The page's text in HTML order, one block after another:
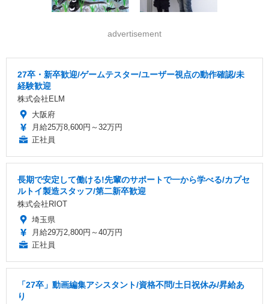
advertisement
27卒・新卒歓迎/ゲームテスター/ユーザー視点の動作確認/未
経験歓迎
株式会社ELM
大阪府
月給25万8,600円～32万円
正社員
長期で安定して働ける!先輩のサポートで一から学べる/カプセ
ルトイ製造スタッフ/第二新卒歓迎
株式会社RIOT
埼玉県
月給29万2,800円～40万円
正社員
「27卒」動画編集アシスタント/資格不問/土日祝休み/昇給あ
り